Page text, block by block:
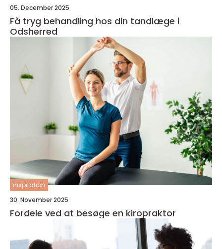
05. December 2025
Få tryg behandling hos din tandlæge i
Odsherred
inspiration
30. November 2025
Fordele ved at besøge en kiropraktor